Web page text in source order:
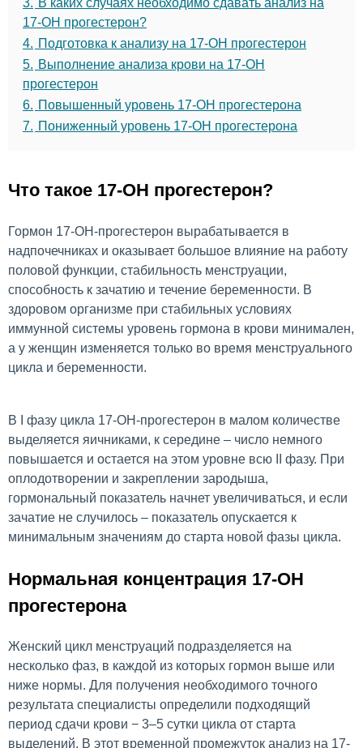
3. В каких случаях необходимо сдавать анализ на
17-ОН прогестерон?
4. Подготовка к анализу на 17-ОН прогестерон
5. Выполнение анализа крови на 17-ОН
прогестерон
6. Повышенный уровень 17-ОН прогестерона
7. Пониженный уровень 17-ОН прогестерона
Что такое 17-ОН прогестерон?
Гормон 17-ОН-прогестерон вырабатывается в
надпочечниках и оказывает большое влияние на работу
половой функции, стабильность менструации,
способность к зачатию и течение беременности. В
здоровом организме при стабильных условиях
иммунной системы уровень гормона в крови минимален,
а у женщин изменяется только во время менструального
цикла и беременности.
В I фазу цикла 17-ОН-прогестерон в малом количестве
выделяется яичниками, к середине – число немного
повышается и остается на этом уровне всю II фазу. При
оплодотворении и закреплении зародыша,
гормональный показатель начнет увеличиваться, и если
зачатие не случилось – показатель опускается к
минимальным значениям до старта новой фазы цикла.
Нормальная концентрация 17-ОН
прогестерона
Женский цикл менструаций подразделяется на
несколько фаз, в каждой из которых гормон выше или
ниже нормы. Для получения необходимого точного
результата специалисты определили подходящий
период сдачи крови − 3–5 сутки цикла от старта
выделений. В этот временной промежуток анализ на 17-